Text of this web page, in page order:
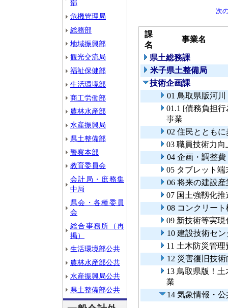
部
危機管理局
総務部
地域振興部
観光交流局
福祉保健部
生活環境部
商工労働部
農林水産部
水産振興局
県土整備部
警察本部
教育委員会
会計局・庶務集
中局
県会・各種委員
会
総合事務所（再
掲）
生活環境部公共
農林水産部公共
水産振興局公共
県土整備部公共
次
課
名
事業名
県土総務課
米子県土整備局
技術企画課
01 鳥取県版河
01.1 [債務負担
事業
02 住民ととも
03 職員技術力
04 企画・調整費
05 タブレット
06 将来の建設
07 国土強靱化推
08 コンクリー
09 新技術等実
10 建設技術セ
11 土木防災管理
12 災害復旧技
13 鳥取県版！
業
14 気象情報・